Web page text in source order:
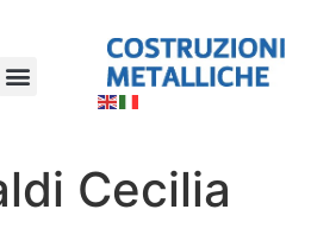
Cecilia